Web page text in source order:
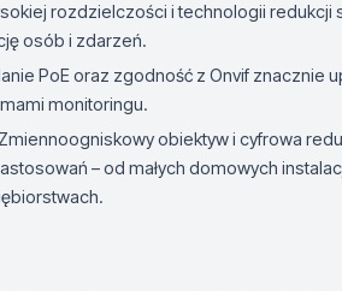
rozdzielczości i technologii redukcji
osób i zdarzeń.
PoE oraz zgodność z Onvif znacznie
monitoringu.
obiektyw i cyfrowa
– od małych domowych